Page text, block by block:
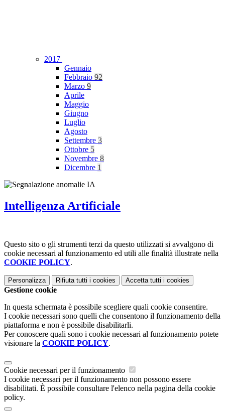
2017
Gennaio
Febbraio 92
Marzo 9
Aprile
Maggio
Giugno
Luglio
Agosto
Settembre 3
Ottobre 5
Novembre 8
Dicembre 1
Intelligenza Artificiale
Questo sito o gli strumenti terzi da questo utilizzati si avvalgono di
cookie necessari al funzionamento ed utili alle finalità illustrate nella
COOKIE POLICY.
Personalizza Rifiuta tutti i cookies Accetta tutti i cookies
Gestione cookie
In questa schermata è possibile scegliere quali cookie consentire.
I cookie necessari sono quelli che consentono il funzionamento della
piattaforma e non è possibile disabilitarli.
Per conoscere quali sono i cookie necessari al funzionamento potete
visionare la COOKIE POLICY.
Cookie necessari per il funzionamento
I cookie necessari per il funzionamento non possono essere
disabilitati. È possibile consultare l'elenco nella pagina della cookie
policy.